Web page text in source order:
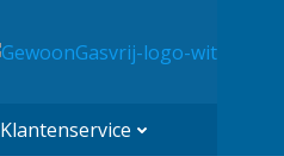
Klantenservice